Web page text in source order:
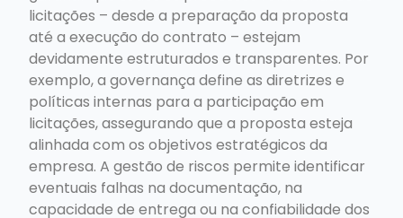
licitações – desde a preparação da proposta
até a execução do contrato – estejam
devidamente estruturados e transparentes. Por
exemplo, a governança define as diretrizes e
políticas internas para a participação em
licitações, assegurando que a proposta esteja
alinhada com os objetivos estratégicos da
empresa. A gestão de riscos permite identificar
eventuais falhas na documentação, na
capacidade de entrega ou na confiabilidade dos